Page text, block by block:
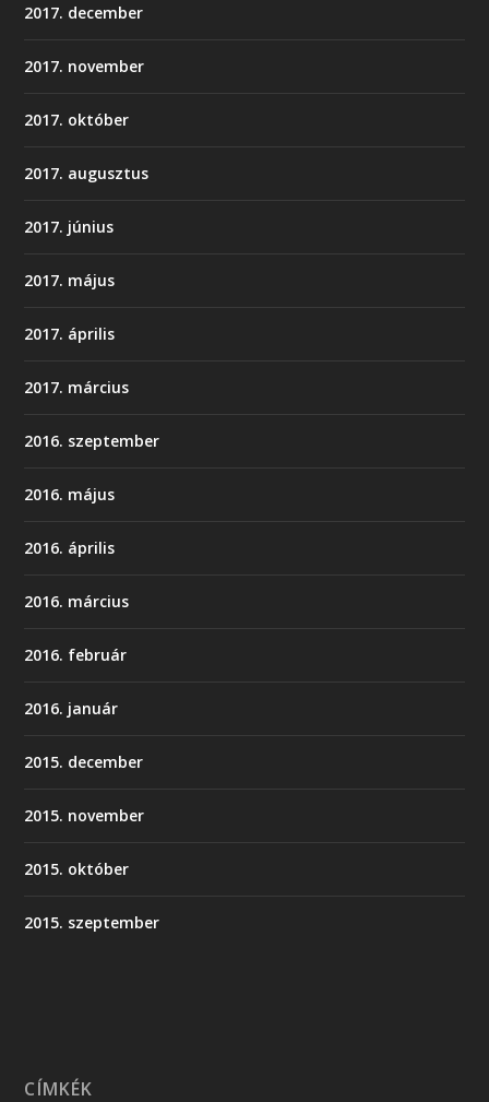
2017. december
2017. november
2017. október
2017. augusztus
2017. június
2017. május
2017. április
2017. március
2016. szeptember
2016. május
2016. április
2016. március
2016. február
2016. január
2015. december
2015. november
2015. október
2015. szeptember
CÍMKÉK